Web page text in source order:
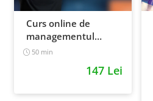
Curs online de
managementul
timpului: cum sa
50 min
147 Lei